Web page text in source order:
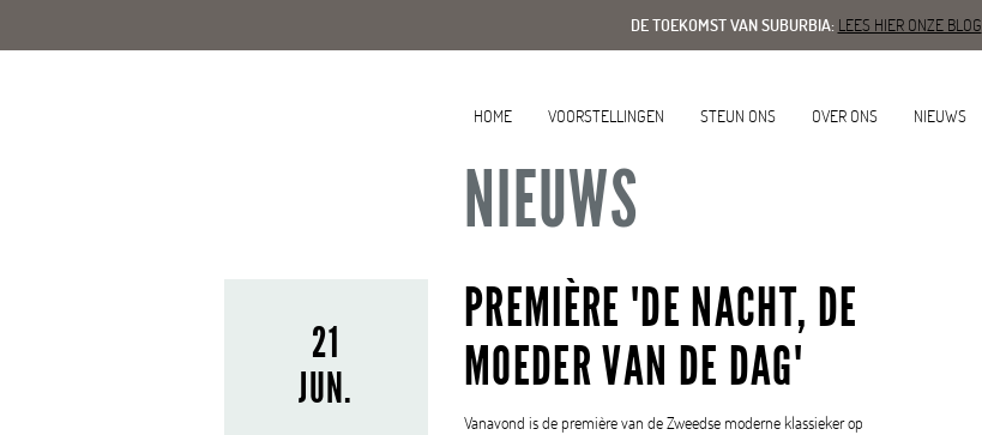
DE TOEKOMST VAN SUBURBIA: LEES HIER ONZE BLOG
HOME VOORSTELLINGEN STEUN ONS OVER ONS NIEUWS
NIEUWS
21
JUN.
PREMIÈRE 'DE NACHT, DE
MOEDER VAN DE DAG'
Vanavond is de première van de Zweedse moderne klassieker op